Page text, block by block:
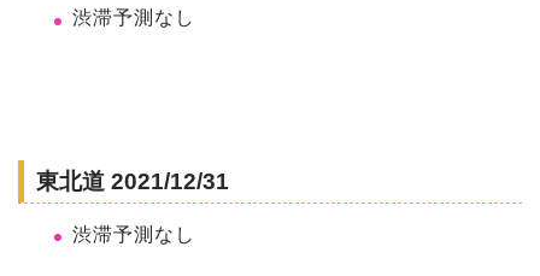
渋滞予測なし
東北道 2021/12/31
渋滞予測なし